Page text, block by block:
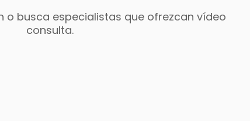
busca especialistas que ofrezcan vídeo
consulta.